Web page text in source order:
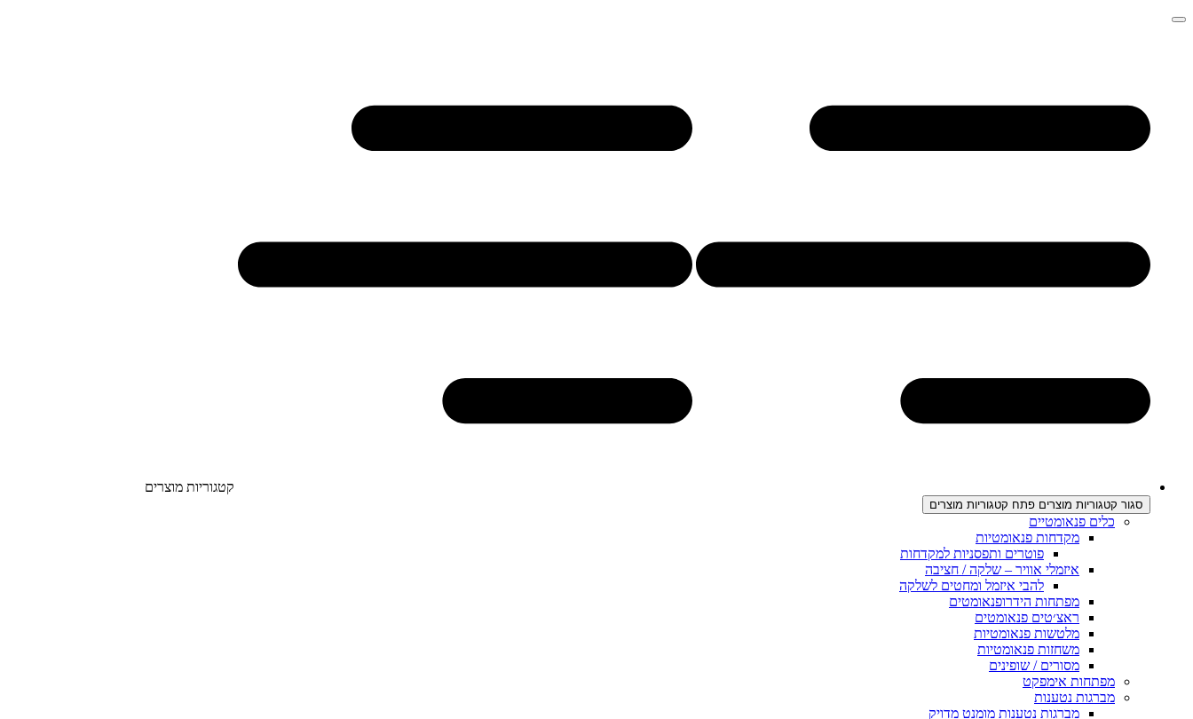
קטגוריות מוצרים
סגור קטגוריות מוצרים פתח קטגוריות מוצרים
כלים פנאומטיים
מקדחות פנאומטיות
פוטרים ותפסניות למקדחות
איזמלי אוויר – שלקה / חציבה
להבי איזמל ומחטים לשלקה
מפתחות הידרופנאומטים
ראצ׳טים פנאומטים
מלטשות פנאומטיות
משחזות פנאומטיות
מסורים / שופינים
מפתחות אימפקט
מברגות נטענות
מברגות נטענות מומנט מדויק